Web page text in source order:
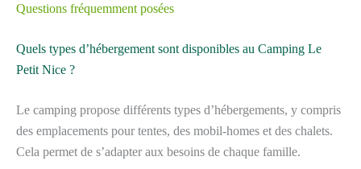
Questions fréquemment posées
Quels types d’hébergement sont disponibles au Camping Le
Petit Nice ?
Le camping propose différents types d’hébergements, y compris
des emplacements pour tentes, des mobil-homes et des chalets.
Cela permet de s’adapter aux besoins de chaque famille.